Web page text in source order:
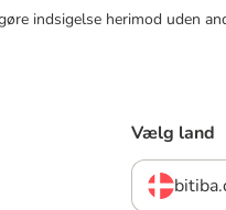
indsigelse herimod uden
Vælg land